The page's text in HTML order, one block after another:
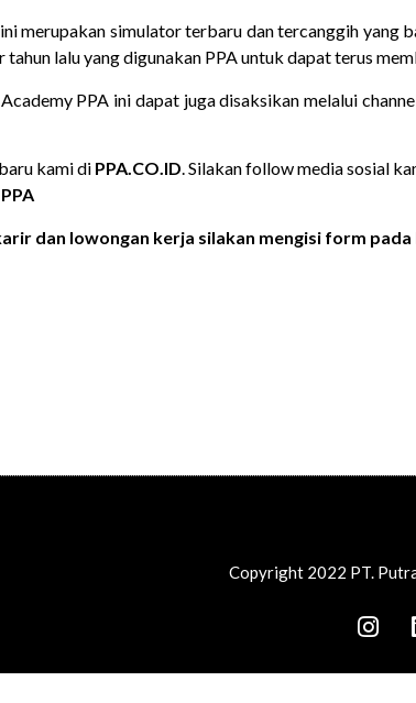
merupakan simulator terbaru dan tercanggih yang
lalu yang digunakan PPAuntuk dapat terus
PPA ini dapat juga disaksikan melalui
kami di PPA.CO.ID. Silakan follow media sosial
dan lowongan kerja silakan mengisi form
Copyright 2022 PT.